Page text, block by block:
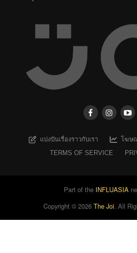
แบ่งปันเรื่องราวกับเรา โฆษ
TERMS OF SERVICE
Part of the INFLUASIA
Copyright ©2026 The Joi. All